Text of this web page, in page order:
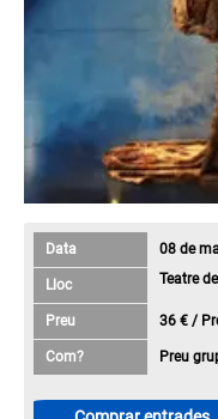
Data 08 de
Lloc Teatre
Preu 36 € /
Com? Preu